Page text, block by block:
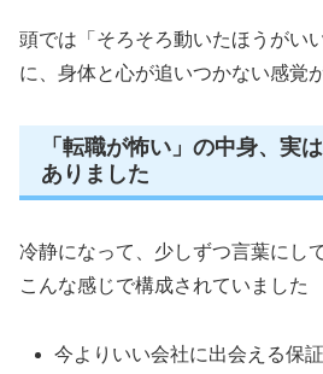
頭では「そろそろ動いたほうがい
に、身体と心が追いつかない感覚
「転職が怖い」の中身、実
ありました
冷静になって、少しずつ言葉にし
こんな感じで構成されていました
今よりいい会社に出会える保